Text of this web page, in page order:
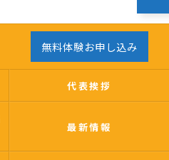
無料体験お申し込み
代表挨拶
最新情報